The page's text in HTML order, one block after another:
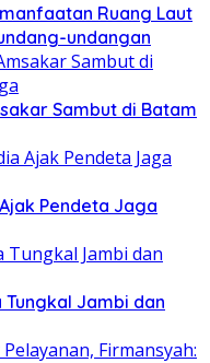
Ruang Laut
undangan
Sambut di Batam
Pendeta Jaga
Jambi dan